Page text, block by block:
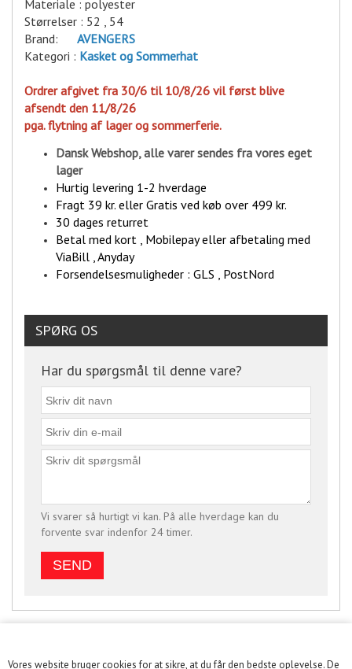
Vores website bruger cookies for at sikre, at du får den bedste oplevelse. De
Materiale : polyester
Størrelser : 52 , 54
Brand: AVENGERS
Kategori : Kasket og Sommerhat
Ordrer afgivet fra 30/6 til 10/8/26 vil først blive
afsendt den 11/8/26
pga. flytning af lager og sommerferie.
Dansk Webshop, alle varer sendes fra vores eget
lager
Hurtig levering 1-2 hverdage
Fragt 39 kr. eller Gratis ved køb over 499 kr.
30 dages returret
Betal med kort , Mobilepay eller afbetaling med
ViaBill , Anyday
Forsendelsesmuligheder : GLS , PostNord
SPØRG OS
Har du spørgsmål til denne vare?
Vi svarer så hurtigt vi kan. På alle hverdage kan du
forvente svar indenfor 24 timer.